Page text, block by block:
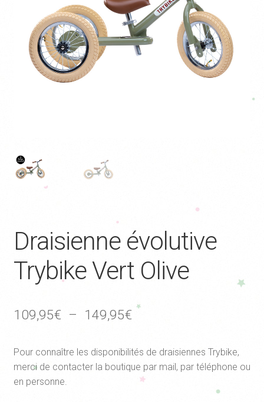
Draisienne évolutive
Trybike Vert Olive
109,95€ – 149,95€Plage
prix :
109,95€
Pour connaître les disponibilités de draisiennes Trybike,
merci de contacter la boutique par mail, par téléphone ou
en personne.